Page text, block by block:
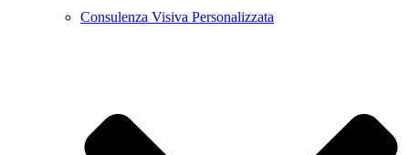
Consulenza Visiva Personalizzata